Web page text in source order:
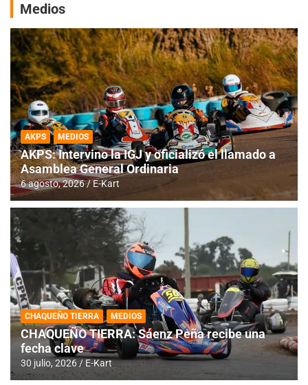
Medios
AKPS MEDIOS
AKPS: Intervino la IGJ y oficializó el llamado a
Asamblea General Ordinaria
6 agosto, 2026 E-Kart
CHAQUEÑO TIERRA MEDIOS
CHAQUEÑO TIERRA: Sáenz Peña recibe una
fecha clave
30 julio, 2026 E-Kart